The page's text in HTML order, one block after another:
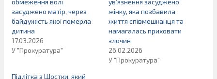
обмеження волі
засуджено матір, через
байдужість якої померла
дитина
17.03.2026
У "Прокуратура"
ув’язнення засуджено
жінку, яка позбавила
життя співмешканця та
намагалась приховати
злочин
26.02.2026
У "Прокуратура"
Підлітка з Шостки, який